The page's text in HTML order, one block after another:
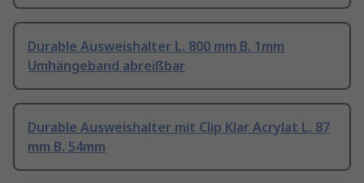
Durable Ausweishalter L. 800 mm B. 1mm
Umhängeband abreißbar
Durable Ausweishalter mit Clip Klar Acrylat L. 87
mm B. 54mm